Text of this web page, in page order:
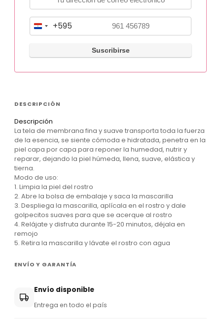
P
r
a
y
+
5
5
+595
DESCRIPCIÓN
Descripción
La tela de membrana fina y suave transporta toda la fuerza
de la esencia, se siente cómoda e hidratada, penetra en la
piel capa por capa para reponer la humedad, nutrir y
reparar, dejando la piel húmeda, llena, suave, elástica y
tierna.
Modo de uso:
1. Limpia la piel del rostro
2. Abre la bolsa de embalaje y saca la mascarilla
3. Despliega la mascarilla, aplícala en el rostro y dale
golpecitos suaves para que se acerque al rostro
4. Relájate y disfruta durante 15-20 minutos, déjala en
remojo
5. Retira la mascarilla y lávate el rostro con agua
ENVÍO Y GARANTÍA
Envío disponible
Entrega en todo el país